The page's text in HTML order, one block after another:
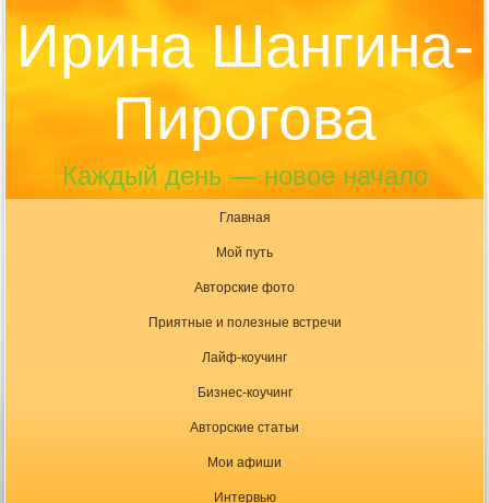
Ирина Шангина-
Пирогова
Каждый день — новое начало
Главная
Мой путь
Авторские фото
Приятные и полезные встречи
Лайф-коучинг
Бизнес-коучинг
Авторские статьи
Мои афиши
Интервью